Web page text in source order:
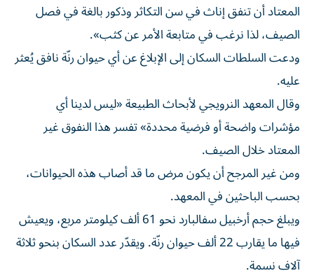
المعتاد أن تنفق إناث في سن التكاثر وذكور بالغة في فصل
الصيف، لذا نرغب في متابعة الأمر عن كثب».
ودعت السلطات السكان إلى الإبلاغ عن أي حيوان رنّة نافق يُعثر
عليه.
وقال المعهد النرويجي لأبحاث الطبيعة «ليس لدينا أي
مؤشرات واضحة أو فرضية محددة» تفسر هذا النفوق غير
المعتاد خلال الصيف.
ومن غير المرجح أن يكون مرض ما قد أصاب هذه الحيوانات،
بحسب الباحثين في المعهد.
ويبلغ حجم أرخبيل سفالبارد نحو 61 ألف كيلومتر مربع، ويعيش
فيها ما يقارب 22 ألف حيوان رنّة. ويقدّر عدد السكان بنحو ثلاثة
آلاف نسمة.